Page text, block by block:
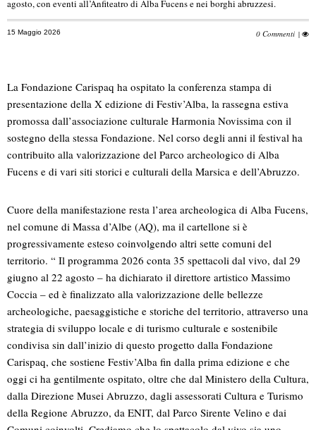
agosto, con eventi all’Anfiteatro di Alba Fucens e nei borghi abruzzesi.
15 Maggio 2026 0 Commenti |
La Fondazione Carispaq ha ospitato la conferenza stampa di
presentazione della X edizione di Festiv’Alba, la rassegna estiva
promossa dall’associazione culturale Harmonia Novissima con il
sostegno della stessa Fondazione. Nel corso degli anni il festival ha
contribuito alla valorizzazione del Parco archeologico di Alba
Fucens e di vari siti storici e culturali della Marsica e dell’Abruzzo.
Cuore della manifestazione resta l’area archeologica di Alba Fucens,
nel comune di Massa d’Albe (AQ), ma il cartellone si è
progressivamente esteso coinvolgendo altri sette comuni del
territorio. “ Il programma 2026 conta 35 spettacoli dal vivo, dal 29
giugno al 22 agosto – ha dichiarato il direttore artistico Massimo
Coccia – ed è finalizzato alla valorizzazione delle bellezze
archeologiche, paesaggistiche e storiche del territorio, attraverso una
strategia di sviluppo locale e di turismo culturale e sostenibile
condivisa sin dall’inizio di questo progetto dalla Fondazione
Carispaq, che sostiene Festiv’Alba fin dalla prima edizione e che
oggi ci ha gentilmente ospitato, oltre che dal Ministero della Cultura,
dalla Direzione Musei Abruzzo, dagli assessorati Cultura e Turismo
della Regione Abruzzo, da ENIT, dal Parco Sirente Velino e dai